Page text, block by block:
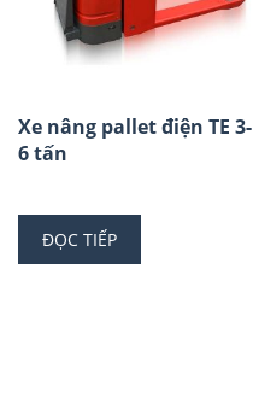
Xe nâng pallet điện TE 3-
6 tấn
ĐỌC TIẾP